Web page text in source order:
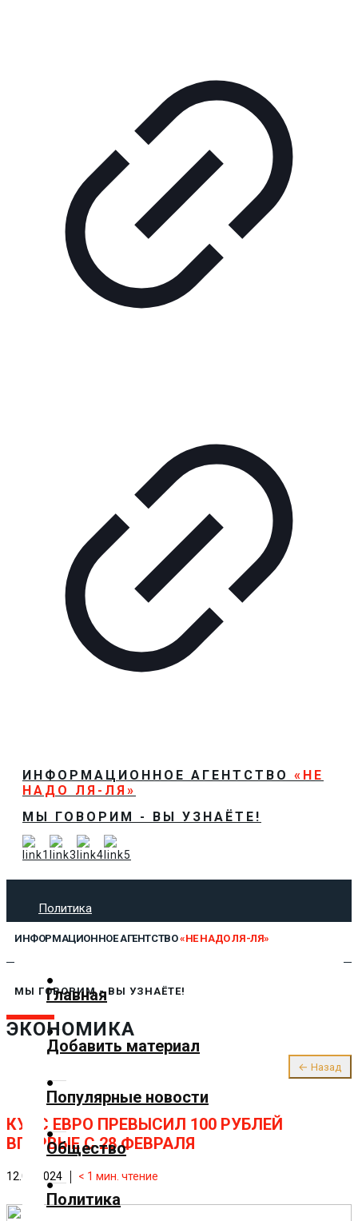
ИНФОРМАЦИОННОЕ АГЕНТСТВО «НЕ
НАДО ЛЯ-ЛЯ»
МЫ ГОВОРИМ - ВЫ УЗНАЁТЕ!
Политика
Технологии
Предложить новость
О нас
✕
Главная
Добавить
материал
ИНФОРМАЦИОННОЕ АГЕНТСТВО«НЕ НАДО ЛЯ-ЛЯ»
Главная
Добавить материал
Популярные новости
Общество
Политика
МЫ ГОВОРИМ - ВЫ УЗНАЁТЕ!
ЭКОНОМИКА
← Назад
КУРС ЕВРО ПРЕВЫСИЛ 100 РУБЛЕЙ
ВПЕРВЫЕ С 28 ФЕВРАЛЯ
12.03.2024 < 1 мин. чтение